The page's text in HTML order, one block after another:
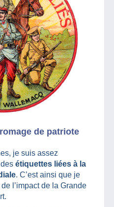
de patriote
je suis assez
étiquettes liées à la
. C’est ainsi que je
l’impact de la Grande